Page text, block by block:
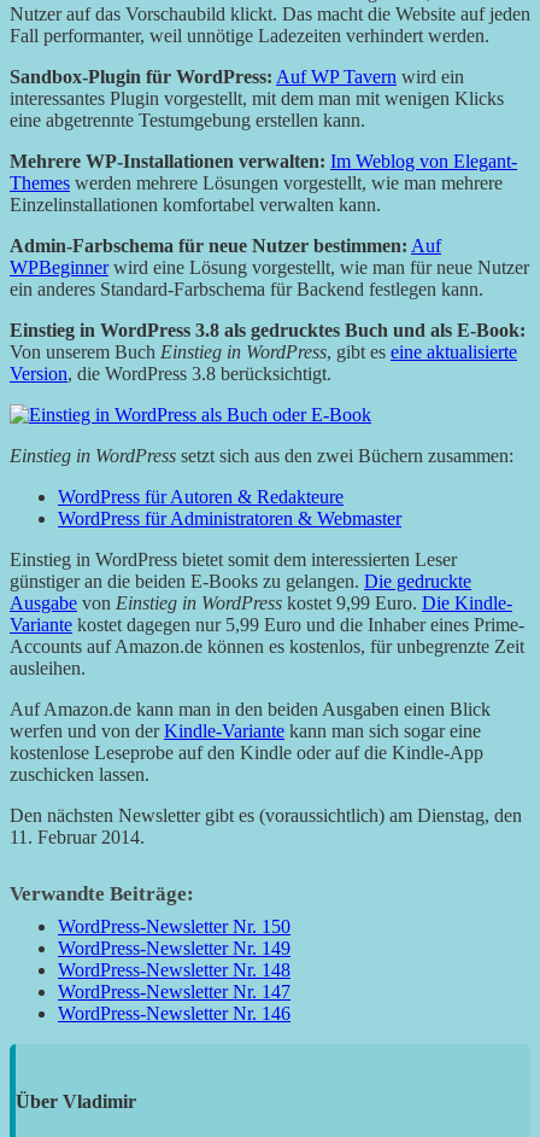
Nutzer auf das Vorschaubild klickt. Das macht die Website auf jeden
Fall performanter, weil unnötige Ladezeiten verhindert werden.
Sandbox-Plugin für WordPress: Auf WP Tavern wird ein
interessantes Plugin vorgestellt, mit dem man mit wenigen Klicks
eine abgetrennte Testumgebung erstellen kann.
Mehrere WP-Installationen verwalten: Im Weblog von Elegant-
Themes werden mehrere Lösungen vorgestellt, wie man mehrere
Einzelinstallationen komfortabel verwalten kann.
Admin-Farbschema für neue Nutzer bestimmen: Auf
WPBeginnerwird eine Lösung vorgestellt, wie man für neue Nutzer
ein anderes Standard-Farbschema für Backend festlegen kann.
Einstieg in WordPress 3.8 als gedrucktes Buch und als E-Book:
Von unserem Buch Einstieg in WordPress, gibt es eine aktualisierte
Version, die WordPress 3.8 berücksichtigt.
Einstieg in WordPress setzt sich aus den zwei Büchern zusammen:
WordPress für Autoren & Redakteure
WordPress für Administratoren & Webmaster
Einstieg in WordPress bietet somit dem interessierten Leser
günstiger an die beiden E-Books zu gelangen. Die gedruckte
Ausgabe von Einstieg in WordPress kostet 9,99 Euro. Die Kindle-
Variante kostet dagegen nur 5,99 Euro und die Inhaber eines Prime-
Accounts auf Amazon.de können es kostenlos, für unbegrenzte Zeit
ausleihen.
Auf Amazon.de kann man in den beiden Ausgaben einen Blick
werfen und von derKindle-Variante kann man sich sogar eine
kostenlose Leseprobe auf den Kindle oder auf die Kindle-App
zuschicken lassen.
Den nächsten Newsletter gibt es (voraussichtlich) am Dienstag, den
11. Februar 2014.
Verwandte Beiträge:
WordPress-Newsletter Nr. 150
WordPress-Newsletter Nr. 149
WordPress-Newsletter Nr. 148
WordPress-Newsletter Nr. 147
WordPress-Newsletter Nr. 146
Über Vladimir